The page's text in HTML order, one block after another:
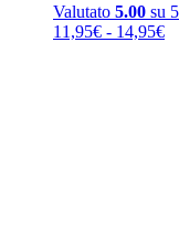
Valutato 5.00 su 5
11,95€ - 14,95€